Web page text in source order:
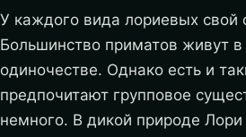
У каждого вида лориевых свой
Большинство приматов живут
одиночестве. Однако есть и
предпочитают групповое
немного. В дикой природе